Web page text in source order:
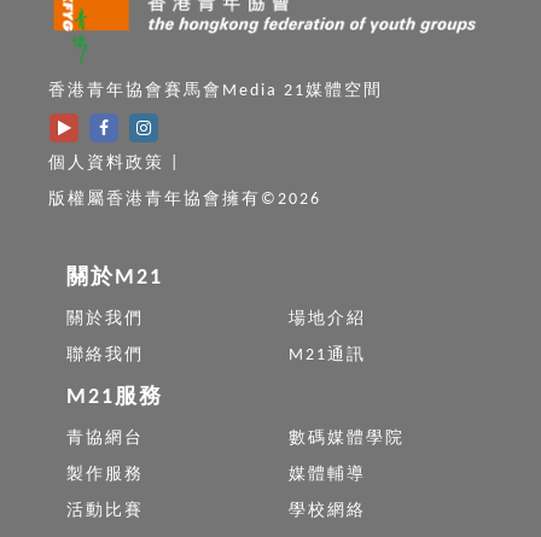
香港青年協會賽馬會Media 21媒體空間
個人資料政策
版權屬香港青年協會擁有©2026
關於M21
關於我們
場地介紹
聯絡我們
M21通訊
M21服務
青協網台
數碼媒體學院
製作服務
媒體輔導
活動比賽
學校網絡